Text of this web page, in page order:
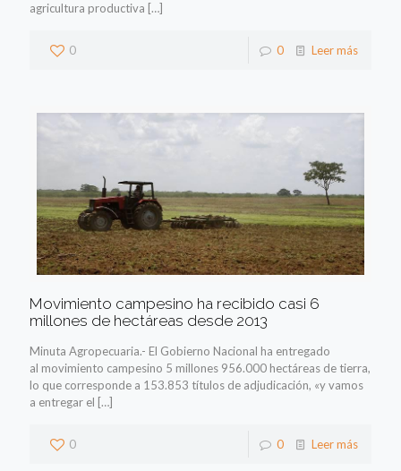
agricultura productiva […]
0 0 Leer más
Movimiento campesino ha recibido casi 6
millones de hectáreas desde 2013
Minuta Agropecuaria.- El Gobierno Nacional ha entregado
al movimiento campesino 5 millones 956.000 hectáreas de tierra,
lo que corresponde a 153.853 títulos de adjudicación, «y vamos
a entregar el […]
0 0 Leer más